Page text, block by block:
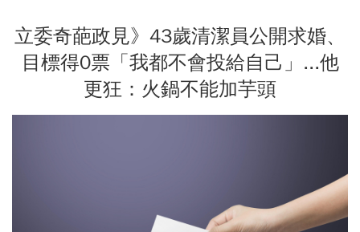
立委奇葩政見》43歲清潔員公開求婚、
目標得0票「我都不會投給自己」...他
更狂：火鍋不能加芋頭